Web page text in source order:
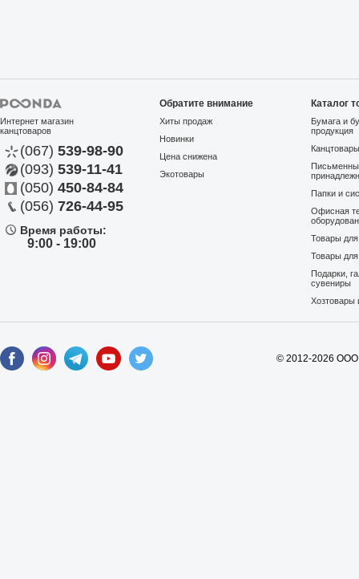
Интернет магазин
канцтоваров
(067) 539-98-90
(093) 539-11-41
(050) 450-84-84
(056) 726-44-95
Время работы:
9:00 - 19:00
Обратите внимание
Хиты продаж
Новинки
Цена снижена
Экотовары
Каталог
Бумага и
продукция
Папки и
Офисная
Товары
Товары
Подарки,
сувениры
Хозтовары
© 2012-2026